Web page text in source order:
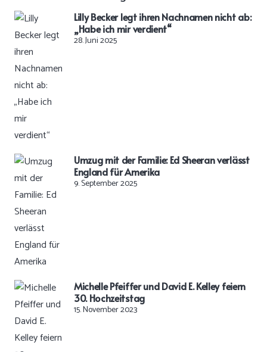
Lilly Becker legt ihren Nachnamen nicht ab:
„Habe ich mir verdient“
28. Juni 2025
Umzug mit der Familie: Ed Sheeran verlässt
England für Amerika
9. September 2025
Michelle Pfeiffer und David E. Kelley feiern
30. Hochzeitstag
15. November 2023